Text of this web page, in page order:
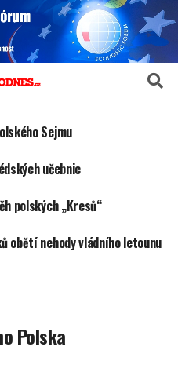
Sejmu
učebnic
polských „Kresů“
obětí nehody vládního letounu
Polska